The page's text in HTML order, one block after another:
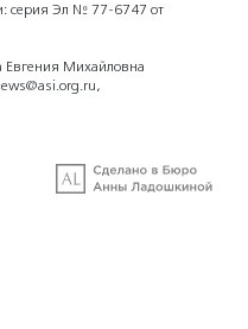
серия Эл № 77-6747 от
Евгения Михайловна
,